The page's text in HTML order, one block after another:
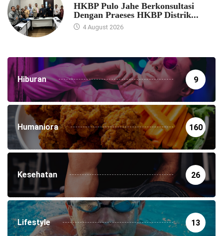
HKBP Pulo Jahe Berkonsultasi
Dengan Praeses HKBP Distrik...
4 August 2026
Hiburan 9
Humaniora 160
Kesehatan 26
Lifestyle 13